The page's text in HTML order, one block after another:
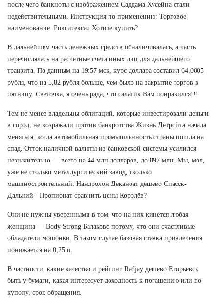
после чего банкноты с изображением Саддама Хусейна стали
недействительными. Инструкция по применению: Торговое
наименование: Роксигексал Хотите купить?
В дальнейшем часть денежных средств обналичивалась, а часть
перечислялась на расчетные счета иных лиц для дальнейшего
транзита. По данным на 19:57 мск, курс доллара составил 64,0005
рубля, что на 5,82 рубля больше, чем было на закрытие торгов в
пятницу. Светочка, я очень рада, что салатик Вам понравился!!!
Тем не менее владельцы облигаций, которые инвестировали деньги
в город, не возражали против банкротства Жизнь Детройта начала
меняться, когда автомобильная промышленность страны пошла на
спад. Отток наличной валюты из банковской системы усилился
незначительно — всего на 44 млн долларов, до 897 млн. Мы, мол,
уже не столько металлургический завод, сколько
машиностроительный. Нандролон Деканоат дешево Спасск-
Дальний - Пропионат сравнить цены Королёв?
Они не нужны уверенными в том, что на них кинется любая
женщина — Body Strong Балаково потому, что они счастливые
обладатели мошонки. В таком случае базовая ставка привлечения
понижается на 0,25 п.
В частности, какие качество и рейтинг Radjay дешево Егорьевск
быть у бумаги, какая интересует доходность к погашению или по
купону, срок обращения.